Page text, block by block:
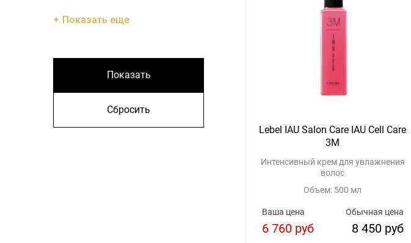
Показать еще
Показать
Сбросить
Lebel IAU Salon Care IAU Cell Care
3M
Интенсивный крем для увлажнения
волос
Объем: 500 мл
Обычная цена
8 450 руб
Ваша цена
6 760 руб